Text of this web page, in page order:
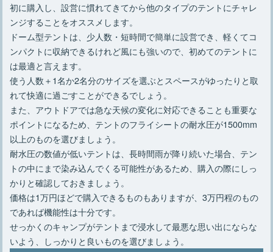
初に購入し、設営に慣れてきてから他のタイプのテントにチャレ
ンジすることをオススメします。
ドーム型テントは、少人数・短時間で簡単に設営でき、軽くてコ
ンパクトに収納できるけれど風にも強いので、初めてのテントに
は最適と言えます。
使う人数＋1名か2名分のサイズを選ぶとスペースがゆったりと取
れて快適に過ごすことができるでしょう。
また、アウトドアでは急な天候の変化に対応できることも重要な
ポイントになるため、テントのフライシートの耐水圧が1500mm
以上のものを選びましょう。
耐水圧の数値が低いテントは、長時間雨が降り続いた場合、テン
トの中にまで染み込んでくる可能性があるため、購入の際にしっ
かりと確認しておきましょう。
価格は1万円ほどで購入できるものもありますが、3万円程のもの
であれば機能性は十分です。
せっかくのキャンプがテントまで浸水して最悪な思い出にならな
いよう、しっかりと良いものを選びましょう。